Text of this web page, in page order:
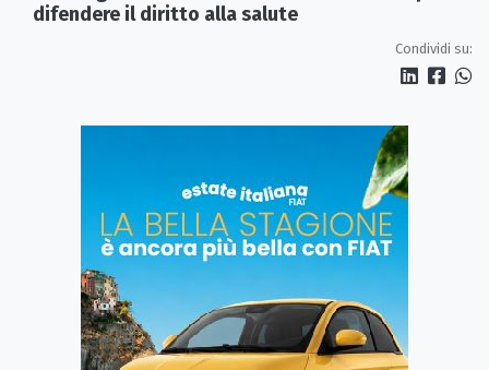
difendere il diritto alla salute
Condividi su: